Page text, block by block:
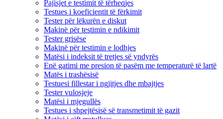
Pajisjet e testimit të tërheqjes
Testues i koeficientit të fërkimit
Tester për lëkurën e diskut
Makinë për testimin e ndikimit
Tester grisëse
Makinë për testimin e lodhjes
Matësi i indeksit të tretjes së yndyrës
Enë gatimi me presion të pasëm me temperaturë të lartë
Matës i trashësisë
Testuesi fillestar i ngjitjes dhe mbajtjes
Tester vulosjeje
Matësi i mjegullës
Testues i shpejtësisë së transmetimit të gazit